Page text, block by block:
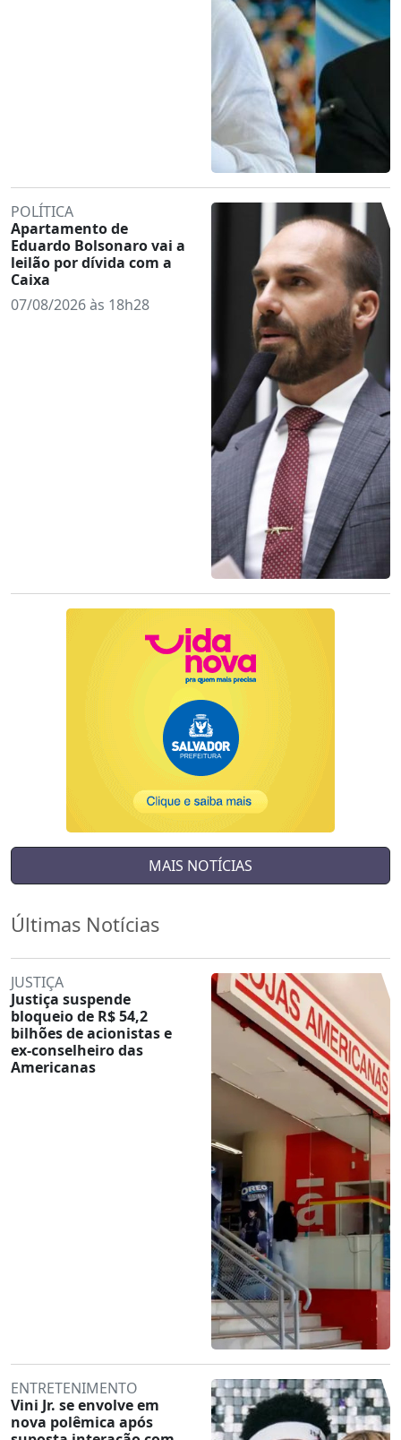
POLÍTICA
Apartamento de
Eduardo Bolsonaro vai a
leilão por dívida com a
Caixa
07/08/2026 às 18h28
MAIS NOTÍCIAS
Últimas Notícias
JUSTIÇA
Justiça suspende
bloqueio de R$ 54,2
bilhões de acionistas e
ex-conselheiro das
Americanas
ENTRETENIMENTO
Vini Jr. se envolve em
nova polêmica após